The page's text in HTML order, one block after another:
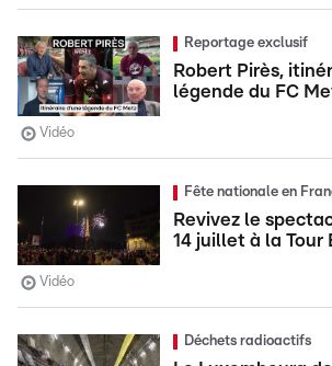
Reportage exclusif
Robert Pirès,
légende du FC
Vidéo
Fête nationale en
Revivez le
14 juillet à la Tour
Vidéo
Déchets radioactifs